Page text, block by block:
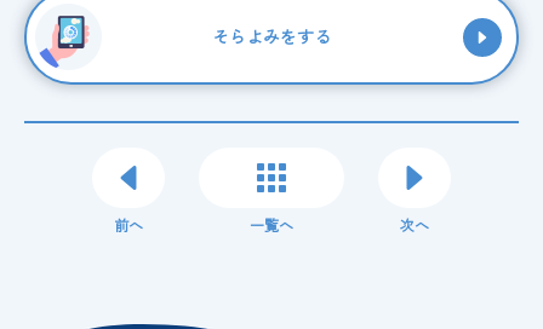
そらよみをする
前へ 一覧へ 次へ